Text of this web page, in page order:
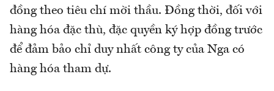
đồng theo tiêu chí mời thầu. Đồng thời, đối với
hàng hóa đặc thù, đặc quyền ký hợp đồng trước
để đảm bảo chỉ duy nhất công ty của Nga có
hàng hóa tham dự.